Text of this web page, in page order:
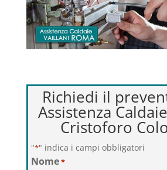
Richiedi il
Assistenza
Cristoforo
"*" indica i campi obbligatori
Nome*